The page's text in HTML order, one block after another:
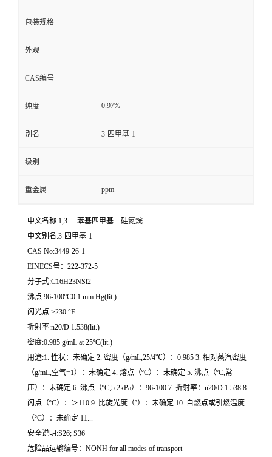
包装规格
外观
CAS编号
纯度 0.97%
别名 3-四甲基-1
级别
重金属 ppm
中文名称:1,3-二苯基四甲基二硅氮烷
中文别名:3-四甲基-1
CAS No:3449-26-1
EINECS号：222-372-5
分子式:C16H23NSi2
沸点:96-100ºC0.1 mm Hg(lit.)
闪光点:>230 °F
折射率:n20/D 1.538(lit.)
密度:0.985 g/mL at 25ºC(lit.)
用途:1. 性状：未确定 2. 密度（g/mL,25/4℃）：0.985 3. 相对蒸汽密度
（g/mL,空气=1）：未确定 4. 熔点（ºC）：未确定 5. 沸点（ºC,常
压）：未确定 6. 沸点（ºC,5.2kPa）：96-100 7. 折射率：n20/D 1.538 8.
闪点（ºC）：＞110 9. 比旋光度（º）：未确定 10. 自燃点或引燃温度
（ºC）：未确定 11...
安全说明:S26; S36
危险品运输编号：NONH for all modes of transport